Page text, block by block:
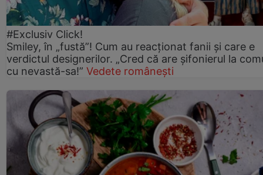
#Exclusiv Click!
Smiley, în „fustă”! Cum au reacționat fanii și care e
verdictul designerilor. „Cred că are șifonierul la
cu nevastă-sa!” Vedete românești